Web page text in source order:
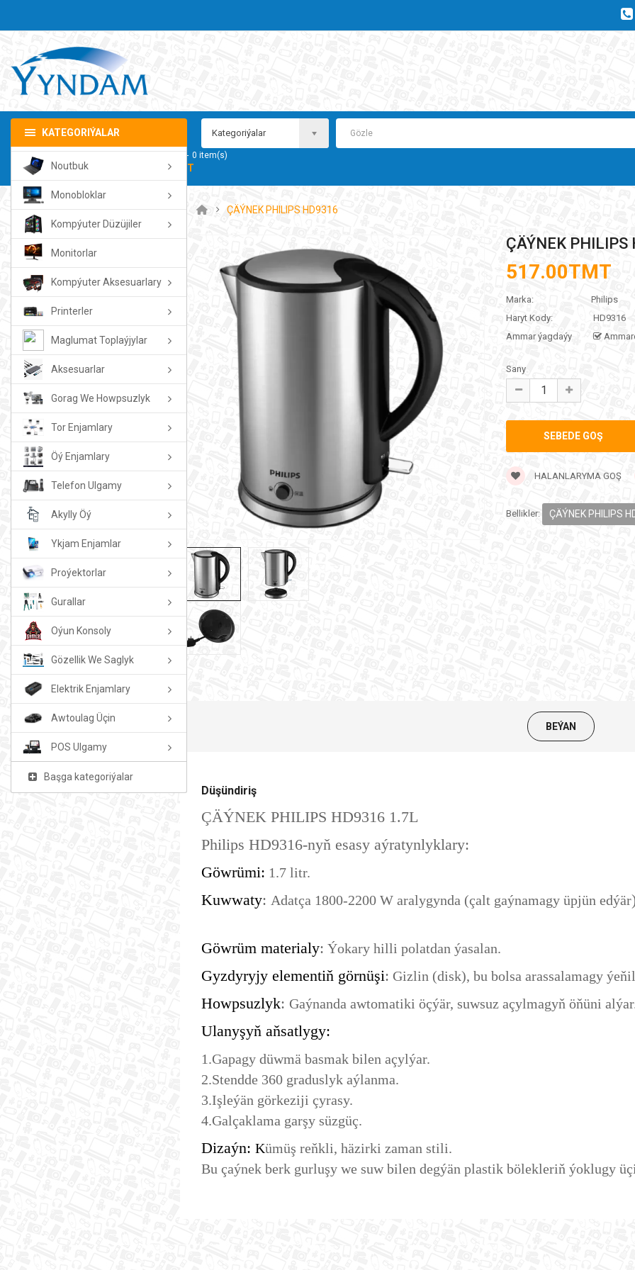
KATEGORIÝALAR
Noutbuk
Monobloklar
Kompýuter Düzüjiler
Monitorlar
Kompýuter Aksesuarlary
Printerler
Maglumat Toplaýjylar
Aksesuarlar
Gorag We Howpsuzlyk
Tor Enjamlary
Öý Enjamlary
Telefon Ulgamy
Akylly Öý
Ykjam Enjamlar
Proýektorlar
Gurallar
Oýun Konsoly
Gözellik We Saglyk
Elektrik Enjamlary
Awtoulag Üçin
POS Ulgamy
Başga kategoriýalar
Kategoriýalar
0 item(s)
- 0.00TMT
ÇÄÝNEK PHILIPS HD9316
ÇÄÝNEK
517.00TMT
Marka:
Philips
Haryt Kody:
HD9316
Ammar ýagdaýy
Sany
HALANLARYMA GOŞ
Bellikler: ÇÄÝNEK PHILIPS
BEÝAN
Düşündiriş
ÇÄÝNEK PHILIPS HD9316 1.7L
Philips HD9316-nyň esasy aýratynlyklary:
Göwrümi: 1.7 litr.
Kuwwaty: Adatça 1800-2200 W aralygynda (çalt gaýnamagy üpjün edýär
Göwrüm materialy: Ýokary hilli polatdan ýasalan.
Gyzdyryjy elementiň görnüşi: Gizlin (disk), bu bolsa arassalamagy
Howpsuzlyk: Gaýnanda awtomatiki öçýär, suwsuz açylmagyň öňüni
Ulanyşyň aňsatlygy:
1.Gapagy düwmä basmak bilen açylýar.
2.Stendde 360 ​​graduslyk aýlanma.
3.Işleýän görkeziji çyrasy.
4.Galçaklama garşy süzgüç.
Dizaýn: Kümüş reňkli, häzirki zaman stili.
Bu çaýnek berk gurluşy we suw bilen degýän plastik bölekleriň ýoklugy